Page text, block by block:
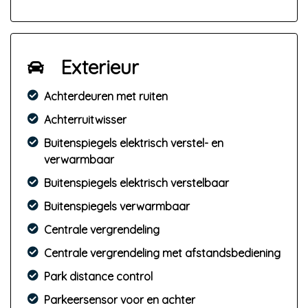
Inruil van uw huidige auto is bij ons altijd mogelijk
ons enkele foto’s via WhatsApp, Marktplaats of
de mail.
Financiering
Wilt u een auto uit onze collectie financieren?
Zowel zakelijk als particulier is dit mogelijk. Neem
contact met ons op dan kijken we samen naar de
mogelijkheden!
Over ons
Wij zijn op enkele minuten van de A6 tussen
Lemmer en Joure gevestigd. Een proefrit maken?
Geen probleem. Wilt u de auto ook gelijk
meenemen? Doordat wij RDW-erkend zijn is
overschrijven bij ons mogelijk, ook op avond en in
het weekend. Vanwege de huidige regelgeving
Exterieur
Achterdeuren met ruiten
Achterruitwisser
Buitenspiegels elektrisch verstel- en
verwarmbaar
Buitenspiegels elektrisch verstelbaar
Buitenspiegels verwarmbaar
Centrale vergrendeling
Centrale vergrendeling met afstandsbediening
Park distance control
Parkeersensor voor en achter